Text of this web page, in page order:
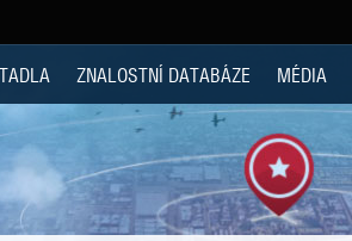
ZNALOSTNÍ DATABÁZE MÉDIA